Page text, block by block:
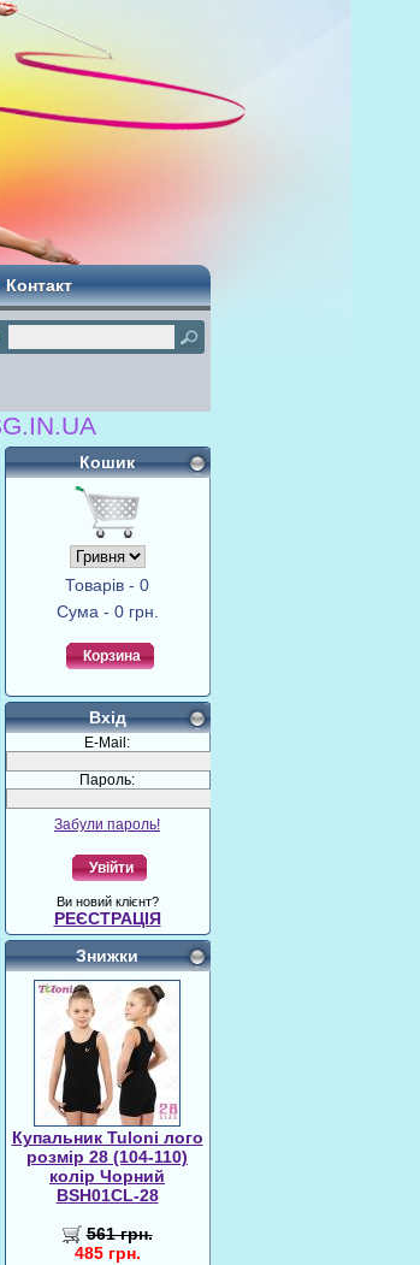
Контакт
Кошик
Товарів - 0
Сума - 0 грн.
Корзина
Вхід
E-Mail:
Пароль:
Забули пароль!
Увійти
Ви новий клієнт?
РЕЄСТРАЦІЯ
Знижки
Купальник Tuloni лого
розмір 28 (104-110)
колір Чорний
BSH01CL-28
561 грн.
485 грн.